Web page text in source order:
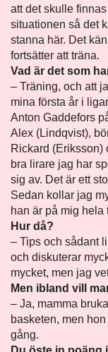
att det skulle
situationen så det
stanna här. Det
fortsätter att träna.
Vad är det som
– Träning, och att
mina första år i
Anton Gaddefors
Alex (Lindqvist),
Rickard (Eriksson)
bra lirare jag har
sig av. Det är ett
Sedan kollar jag
han är på mig hela
Hur då?
– Tips och sådant
och diskuterar
mycket, men jag
Men ibland vill
– Ja, mamma
basketen, men
gång.